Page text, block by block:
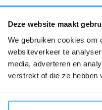
Deze website maakt
We gebruiken cookies om
websiteverkeer te
media, adverteren en
verstrekt of die ze hebben
Company